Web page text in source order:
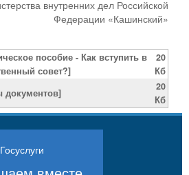
внутренних дел Российской
Федерации «Кашинский»
пособие - Как вступить в
совет?]
20
Кб
20
Кб